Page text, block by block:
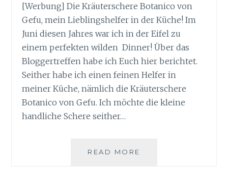
[Werbung] Die Kräuterschere Botanico von
Gefu, mein Lieblingshelfer in der Küche! Im
Juni diesen Jahres war ich in der Eifel zu
einem perfekten wilden Dinner! Über das
Bloggertreffen habe ich Euch hier berichtet.
Seither habe ich einen feinen Helfer in
meiner Küche, nämlich die Kräuterschere
Botanico von Gefu. Ich möchte die kleine
handliche Schere seither…
READ MORE